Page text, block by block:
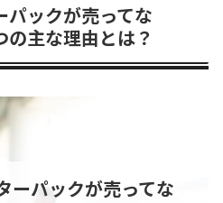
パックが売ってな
主な理由とは？
ーパックが売ってな